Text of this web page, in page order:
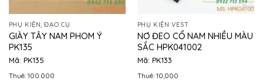
PHỤ KIỆN, ĐẠO CỤ
GIÀY TÂY NAM PHOM Ý
PK135
Mã: PK135
Thuê: 100.000
PHỤ KIỆN VEST
NƠ ĐEO CỔ NAM NHIỀU MÀU
SẮC HPK041002
Mã: PK133
Thuê: 10,000